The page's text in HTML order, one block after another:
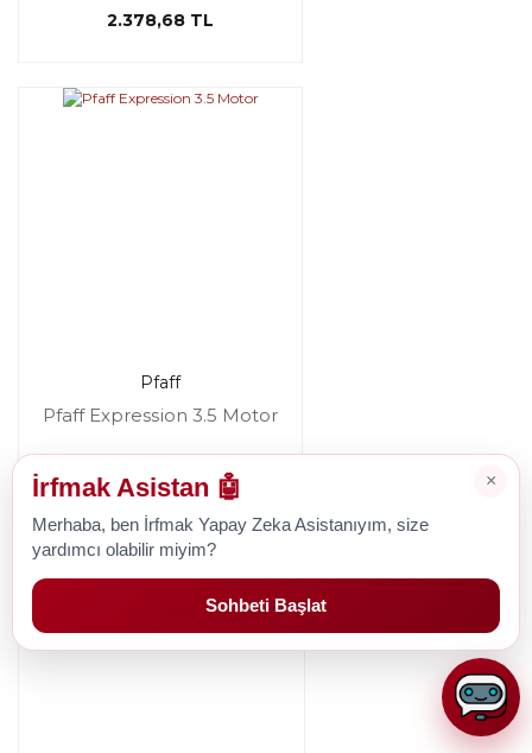
2.378,68 TL
Pfaff
Pfaff Expression 3.5 Motor
2.378,68 TL
×
İrfmak Asistan 🤖
Merhaba, ben İrfmak Yapay Zeka Asistanıyım, size
yardımcı olabilir miyim?
Sohbeti Başlat